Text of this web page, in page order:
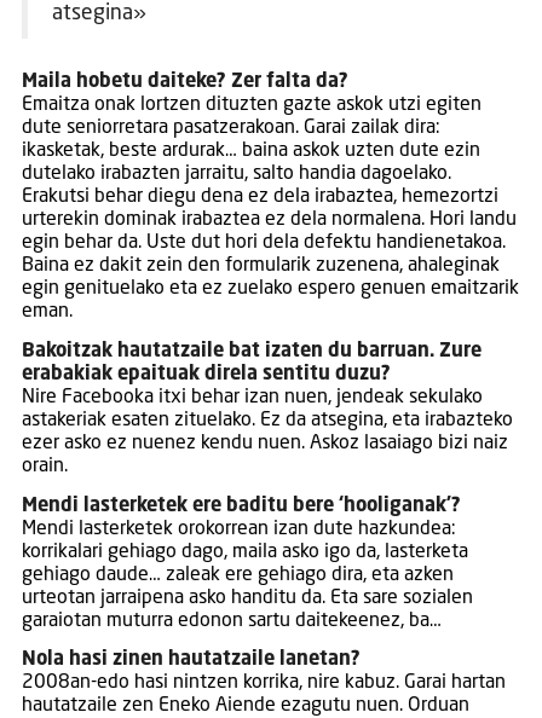
atsegina»
Maila hobetu daiteke? Zer falta da?
Emaitza onak lortzen dituzten gazte askok utzi egiten
dute seniorretara pasatzerakoan. Garai zailak dira:
ikasketak, beste ardurak… baina askok uzten dute ezin
dutelako irabazten jarraitu, salto handia dagoelako.
Erakutsi behar diegu dena ez dela irabaztea, hemezortzi
urterekin dominak irabaztea ez dela normalena. Hori landu
egin behar da. Uste dut hori dela defektu handienetakoa.
Baina ez dakit zein den formularik zuzenena, ahaleginak
egin genituelako eta ez zuelako espero genuen emaitzarik
eman.
Bakoitzak hautatzaile bat izaten du barruan. Zure
erabakiak epaituak direla sentitu duzu?
Nire Facebooka itxi behar izan nuen, jendeak sekulako
astakeriak esaten zituelako. Ez da atsegina, eta irabazteko
ezer asko ez nuenez kendu nuen. Askoz lasaiago bizi naiz
orain.
Mendi lasterketek ere baditu bere ‘hooliganak’?
Mendi lasterketek orokorrean izan dute hazkundea:
korrikalari gehiago dago, maila asko igo da, lasterketa
gehiago daude… zaleak ere gehiago dira, eta azken
urteotan jarraipena asko handitu da. Eta sare sozialen
garaiotan muturra edonon sartu daitekeenez, ba…
Nola hasi zinen hautatzaile lanetan?
2008an-edo hasi nintzen korrika, nire kabuz. Garai hartan
hautatzaile zen Eneko Aiende ezagutu nuen. Orduan